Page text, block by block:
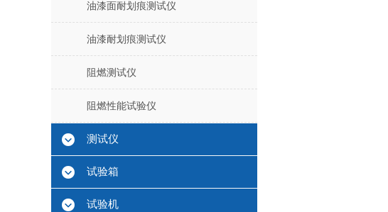
油漆面耐划痕测试仪
油漆耐划痕测试仪
阻燃测试仪
阻燃性能试验仪
测试仪
试验箱
试验机